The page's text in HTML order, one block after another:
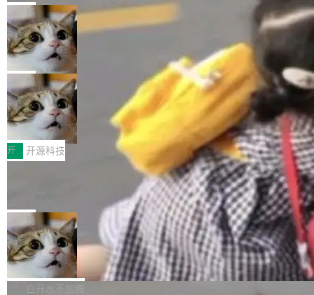
库之一。你的操作系统、浏览器、无数的基础设
施软件，很可能都在用它。而过去十年，维护它
的人一直在用业余...
gi?id=2019042">Bug&nbsp;2019042</a>）</l
i> <li>现在，助手可以直接使用 Exa 的网络搜索
结果回答问题，而无需将问题转交给搜索引擎。
（<a href="https://bugzilla.mozilla.org/show_
bug.cgi?id=204...
的 npm 包。项目的核心论点是：容器不适合 Ag
ent 计算。真正适合的，是 Isolate。 Cloudflare
工程师在这件事上没什么可谦虚的——他们用 W
orkers 跑了十年 Isolate。用 CEO Matthew Pri
nce 的话说：「我们一生都在用 Isolate 运行代
码，而 AI Agent 不需要容器，它们需要的是 Iso
late。」 容器为什么不合适 容器的问题在于启动
和销毁都太重了。一个 Agent 要执行的任务可能
只需要几毫秒的 CPU 时间，但容器从冷启动到
就绪要花数秒。如果未来有十...
局
OpenAI 公开邮件和聊天记录回应苹果
诉讼，称“Apple is getting this wron
g”
上个月，苹果一纸诉状把 OpenAI 告上法庭，指
控其挖角苹果前员工并窃取商业秘密。苹果的诉
状把 OpenAI 描述成一个系统性地从前东家挖
人、套取机密信息的对手。 OpenAI 没发律师
函，也没选择庭外沉默。它在官网贴了一篇博
文，标题只有六个字：Apple is getting this wro
ng。 然后，它把邮件往来和 iMessage 聊天记
录全贴了出来。 他发错人了 苹果外部律师 Gabr
iel Gross 来自 Weil 律所，2 月 23 日下午 5:53
给 OpenAI 总法律顾问 Che Chang 发了封邮
件，附了一封长信，要求 OpenAI 配合调查前苹
果员工带走机密信...
局
HUAWEI MatePad Edge上架WorkBu
ddy鸿蒙PC版，说话就能干活的AI办公
搭子
全能AI工作台WorkBuddy鸿蒙PC版上架HUAWE
I MatePad Edge应用市场，直接下载即可使
用，与鸿蒙电脑上的体验一致。值得一提的是，
这是目前市面上唯一支持平板接入WorkBuddy P
C版的产品，搭载“人机双写”重磅功能——你写
你的，AI写AI的，同屏协作互不干扰。一句话让
AI帮你干活，现在开启全新体验！ 温馨提示：
体验WorkBuddy鸿蒙PC版前，请将 HUAWEI M
atePad Edge 升级至 HarmonyOS 6.1.0.135S
P9 patch03及以上版本。 *升级路径：设置 > 搜
开 开源科技
FFmpeg 9.0 发布：代号“Lei”，以此纪
全球知名开源多媒体框架 FFmpeg 今天正式发
布了 9.0 版本。这个版本除了带来新一代音视频
处理能力和硬件加速支持之外，还有一个特殊之
处：FFmpeg 9.0 的代号是“Lei”。 这个名字，
来自中国开发者雷霄骅（Lei Xiaohua）。 对于
很多中国音视频开发者而言，这个名字并不陌
局
亚马逊成本失控：AI 写代码烧掉 1215
万元，超预算 860%
外媒近日曝光了亚马逊的多份内部报告显示，AI
导致公司在多个项目上超支。《金融时报》报道
白开水不加糖